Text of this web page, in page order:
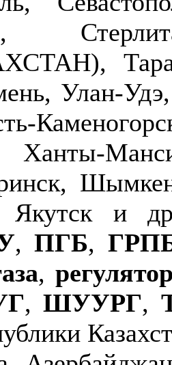
Улан-
Ханты-
Якутск и
,ПГБ,
,
,ШУУРГ,